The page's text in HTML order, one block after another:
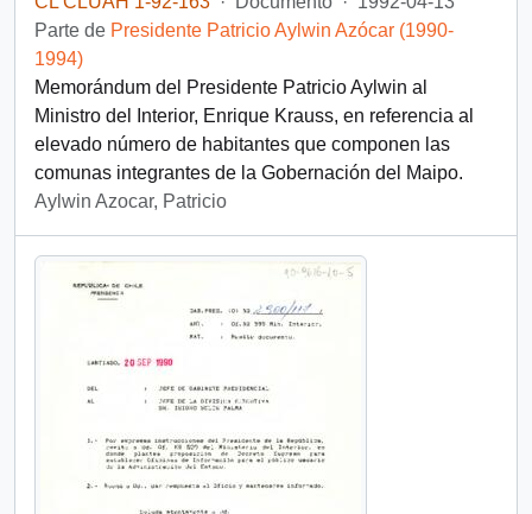
Parte de Presidente Patricio Aylwin Azócar (1990-
1994)
Memorándum del Presidente Patricio Aylwin al
Ministro del Interior, Enrique Krauss, en referencia al
elevado número de habitantes que componen las
comunas integrantes de la Gobernación del Maipo.
Aylwin Azocar, Patricio